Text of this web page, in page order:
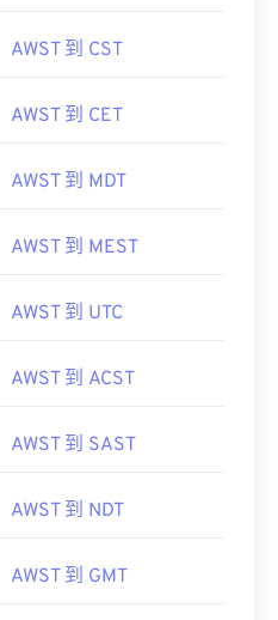
AWST 到 CST
AWST 到 CET
AWST 到 MDT
AWST 到 MEST
AWST 到 UTC
AWST 到 ACST
AWST 到 SAST
AWST 到 NDT
AWST 到 GMT